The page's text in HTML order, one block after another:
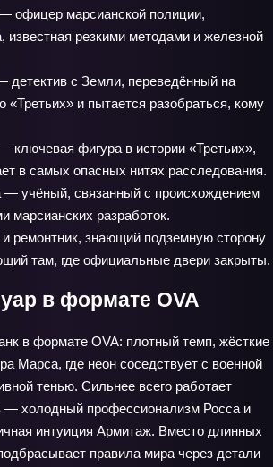
офицер марсианской полиции,
известная резкими методами и железной
детектив с Земли, переведённый на
«Третьих» и пытается разобраться, кому
ключевая фигура в истории «Третьих»,
в самых опасных нитях расследования.
— учёный, связанный с происхождением
марсианских разработок.
ремонтник, знающий подземную сторону
там, где официальные двери закрыты.
в формате OVA
в формате OVA: плотный темп, жёсткие
Марса, где неон соседствует с военной
тенью. Сильнее всего работает
— холодный профессионализм Росса и
интуиция Армитаж. Вместо длинных
правила мира через детали